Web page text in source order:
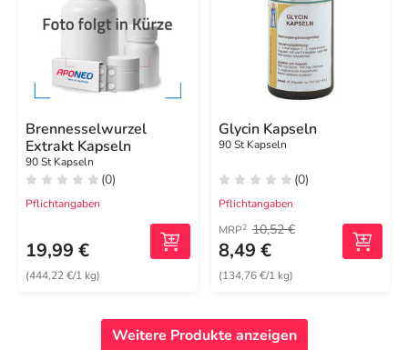
Brennesselwurzel
Extrakt Kapseln
90 St Kapseln
(0)
Pflichtangaben
19,99 €
(444,22 €/1 kg)
Glycin Kapseln
90 St Kapseln
(0)
Pflichtangaben
MRP2 10,52 €
8,49 €
(134,76 €/1 kg)
Weitere Produkte anzeigen